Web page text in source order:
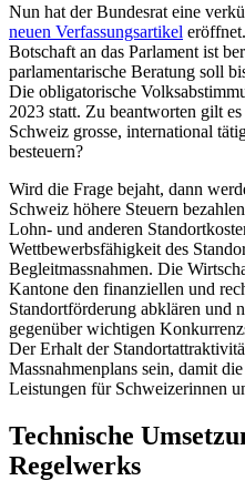
Nun hat der Bundesrat eine
neuen Verfassungsartikel
Botschaft an das Parlament ist
parlamentarische Beratung soll
Die obligatorische
2023 statt. Zu beantworten gilt
Schweiz grosse, international
besteuern?
Wird die Frage bejaht, dann
Schweiz höhere Steuern
Lohn- und anderen
Wettbewerbsfähigkeit des
Begleitmassnahmen. Die
Kantone den finanziellen und
Standortförderung abklären und
gegenüber wichtigen
Der Erhalt der
Massnahmenplans sein, damit
Leistungen für Schweizerinnen
Technische
Regelwerks